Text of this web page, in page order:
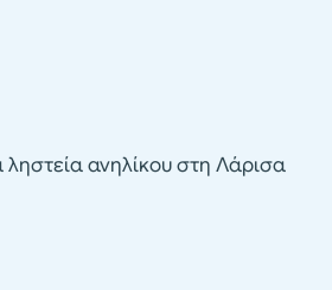
ληστεία ανηλίκου στη Λάρισα